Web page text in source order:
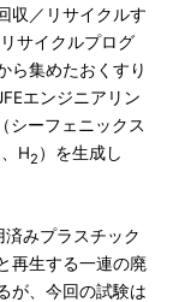
収／リサイクルす
サイクルプログ
ら集めたおくすり
エンジニアリン
シーフェニックス
、H2 ）を生成し
みプラスチック
再生する一連の廃
が、今回の試験は